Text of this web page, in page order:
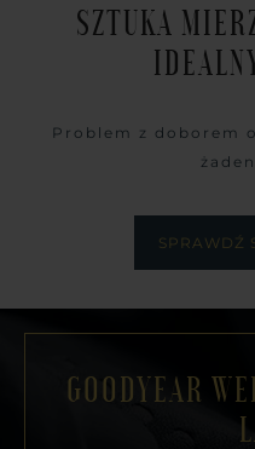
SZTUKA
Problem z doborem
SPRAWDŹ
GOODYEAR